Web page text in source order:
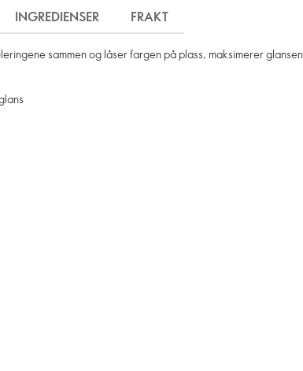
INGREDIENSER FRAKT
sammen og låser fargen på plass, maksimerer